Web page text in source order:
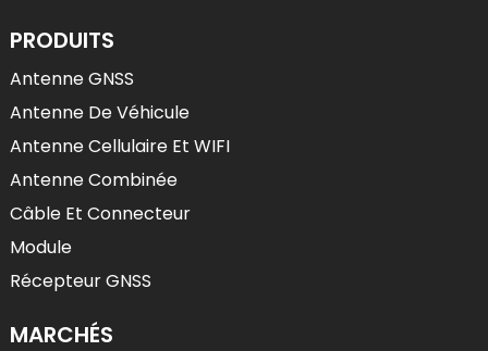
PRODUITS
Antenne GNSS
Antenne De Véhicule
Antenne Cellulaire Et WIFI
Antenne Combinée
Câble Et Connecteur
Module
Récepteur GNSS
MARCHÉS